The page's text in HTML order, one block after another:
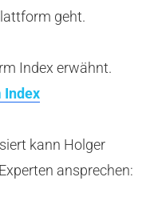
geht.
Index erwähnt.
Index
kann Holger
ansprechen: